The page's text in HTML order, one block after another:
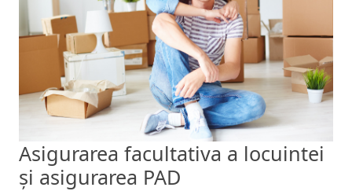
Asigurarea facultativa a locuintei
și asigurarea PAD